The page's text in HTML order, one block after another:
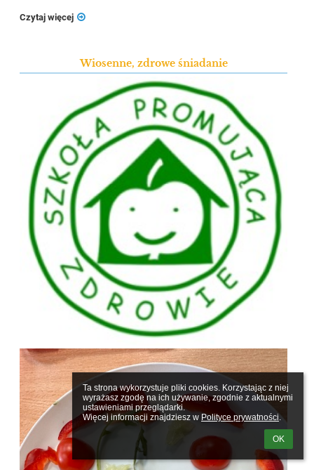
Ta strona wykorzystuje pliki cookies. Korzystając z niej
wyrażasz zgodę na ich używanie, zgodnie z aktualnymi
ustawieniami przeglądarki.
Więcej informacji znajdziesz w Polityce prywatności.
OK
Czytaj więcej
Wiosenne, zdrowe śniadanie